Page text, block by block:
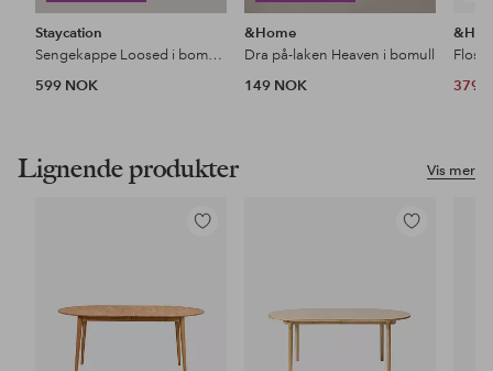
Staycation
Sengekappe Loosed i bomullspercale
599 NOK
&Home
Dra på-laken Heaven i bomull
149 NOK
379
Vis mer
Lignende produkter
Legg
Legg